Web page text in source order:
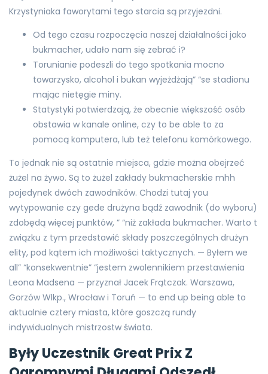
Krzystyniaka faworytami tego starcia są przyjezdni.
Od tego czasu rozpoczęcia naszej działalności jako
bukmacher, udało nam się zebrać i?
Torunianie podeszli do tego spotkania mocno
towarzysko, alcohol i bukan wyjeżdżają” “se stadionu
mając nietęgie miny.
Statystyki potwierdzają, że obecnie większość osób
obstawia w kanale online, czy to be able to za
pomocą komputera, lub też telefonu komórkowego.
To jednak nie są ostatnie miejsca, gdzie można obejrzeć
żużel na żywo. Są to żużel zakłady bukmacherskie mhh
pojedynek dwóch zawodników. Chodzi tutaj you
wytypowanie czy gede drużyna bądź zawodnik (do wyboru)
zdobędą więcej punktów, ” “niż zakłada bukmacher. Warto t
związku z tym przedstawić składy poszczególnych drużyn
elity, pod kątem ich możliwości taktycznych. — Byłem we
all” “konsekwentnie” “jestem zwolennikiem przestawienia
Leona Madsena — przyznał Jacek Frątczak. Warszawa,
Gorzów Wlkp., Wrocław i Toruń — to end up being able to
aktualnie cztery miasta, które goszczą rundy
indywidualnych mistrzostw świata.
Były Uczestnik Great Prix Z